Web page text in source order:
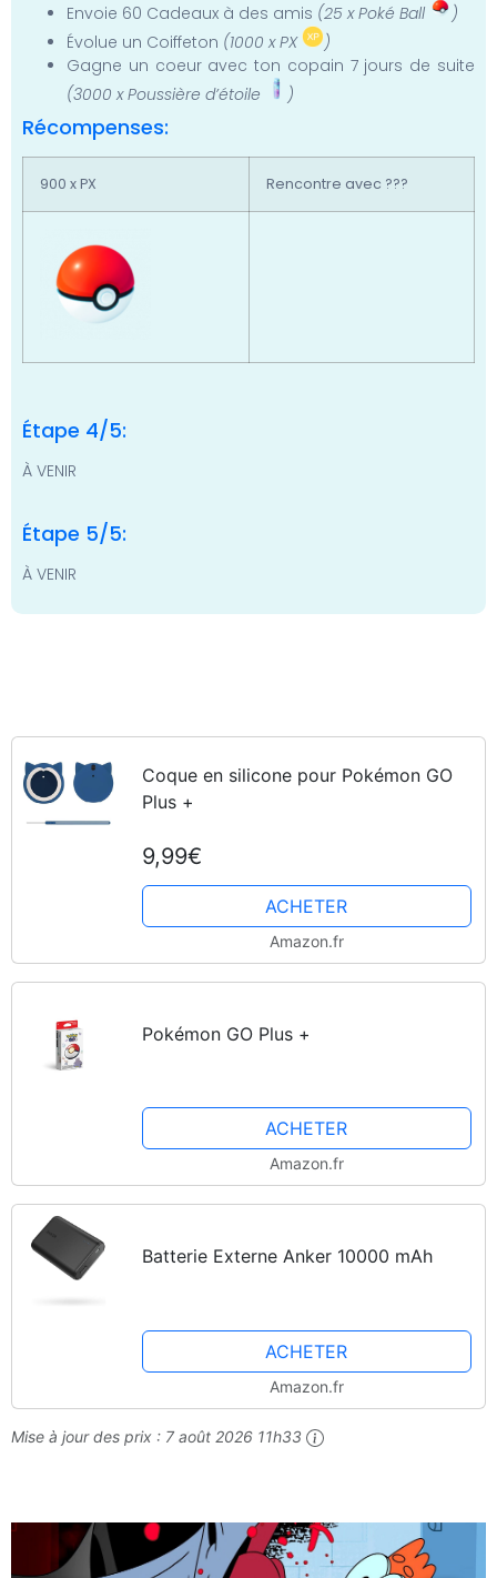
Envoie 60 Cadeaux à des amis (25 x Poké Ball
)
Évolue un Coiffeton (1000 x PX
)
Gagne un coeur avec ton copain 7 jours de suite
(3000 x Poussière d’étoile
)
Récompenses:
900 x PX Rencontre avec ???
Étape 4/5:
À VENIR
Étape 5/5:
À VENIR
Coque en silicone pour Pokémon GO
Plus +
9,99€
ACHETER
Amazon.fr
Pokémon GO Plus +
ACHETER
Amazon.fr
Batterie Externe Anker 10000 mAh
ACHETER
Amazon.fr
Mise à jour des prix : 7 août 2026 11h33